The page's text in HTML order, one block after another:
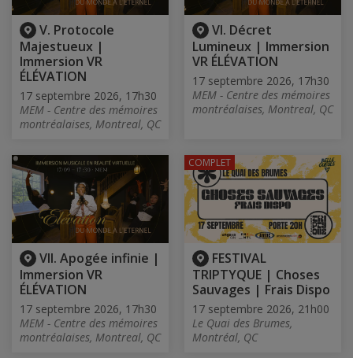
V. Protocole
Majestueux |
Immersion VR
ÉLÉVATION
17 septembre 2026, 17h30
MEM - Centre des mémoires
montréalaises, Montreal, QC
VI. Décret
Lumineux | Immersion
VR ÉLÉVATION
17 septembre 2026, 17h30
MEM - Centre des mémoires
montréalaises, Montreal, QC
VII. Apogée infinie |
Immersion VR
ÉLÉVATION
17 septembre 2026, 17h30
MEM - Centre des mémoires
montréalaises, Montreal, QC
FESTIVAL
TRIPTYQUE | Choses
Sauvages | Frais Dispo
17 septembre 2026, 21h00
Le Quai des Brumes,
Montréal, QC
COMPLET